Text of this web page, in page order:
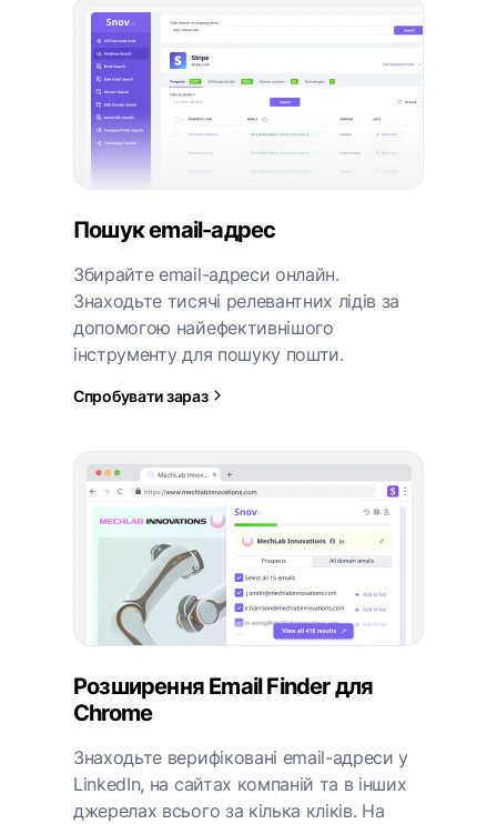
Пошук email-адрес
Збирайте email-адреси онлайн.
Знаходьте тисячі релевантних лідів за
допомогою найефективнішого
інструменту для пошуку пошти.
Спробувати зараз
Розширення Email Finder для
Chrome
Знаходьте верифіковані email-адреси у
LinkedIn, на сайтах компаній та в інших
джерелах всього за кілька кліків. На